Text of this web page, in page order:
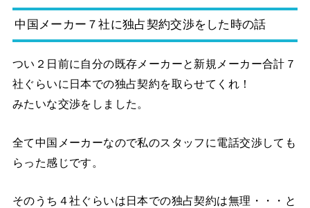
中国メーカー７社に独占契約交渉をした時の話
つい２日前に自分の既存メーカーと新規メーカー合計７
社ぐらいに日本での独占契約を取らせてくれ！
みたいな交渉をしました。
全て中国メーカーなので私のスタッフに電話交渉しても
らった感じです。
そのうち４社ぐらいは日本での独占契約は無理・・・と